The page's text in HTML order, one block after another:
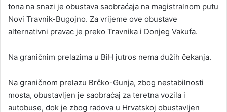
tona na snazi je obustava saobraćaja na magistralnom putu
Novi Travnik-Bugojno. Za vrijeme ove obustave
alternativni pravac je preko Travnika i Donjeg Vakufa.
Na graničnim prelazima u BiH jutros nema dužih čekanja.
Na graničnom prelazu Brčko-Gunja, zbog nestabilnosti
mosta, obustavljen je saobraćaj za teretna vozila i
autobuse, dok je zbog radova u Hrvatskoj obustavljen